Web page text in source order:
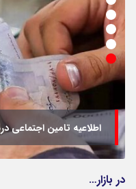
تمدید خودکار بیمه سلامت
در بازار…